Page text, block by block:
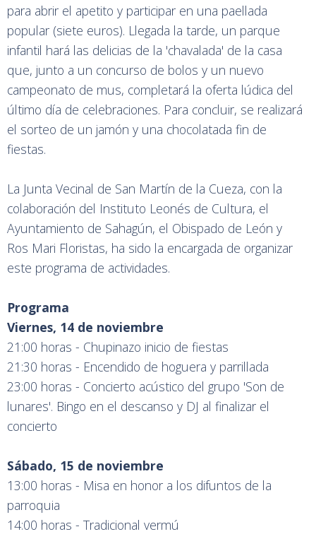
para abrir el apetito y participar en una paellada
popular (siete euros). Llegada la tarde, un parque
infantil hará las delicias de la 'chavalada' de la casa
que, junto a un concurso de bolos y un nuevo
campeonato de mus, completará la oferta lúdica del
último día de celebraciones. Para concluir, se realizará
el sorteo de un jamón y una chocolatada fin de
fiestas.
La Junta Vecinal de San Martín de la Cueza, con la
colaboración del Instituto Leonés de Cultura, el
Ayuntamiento de Sahagún, el Obispado de León y
Ros Mari Floristas, ha sido la encargada de organizar
este programa de actividades.
Programa
Viernes, 14 de noviembre
21:00 horas - Chupinazo inicio de fiestas
21:30 horas - Encendido de hoguera y parrillada
23:00 horas - Concierto acústico del grupo 'Son de
lunares'. Bingo en el descanso y DJ al finalizar el
concierto
Sábado, 15 de noviembre
13:00 horas - Misa en honor a los difuntos de la
parroquia
14:00 horas - Tradicional vermú